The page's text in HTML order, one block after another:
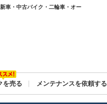
車・中古バイク・二輪車・オー
を売る メンテナンスを依頼する